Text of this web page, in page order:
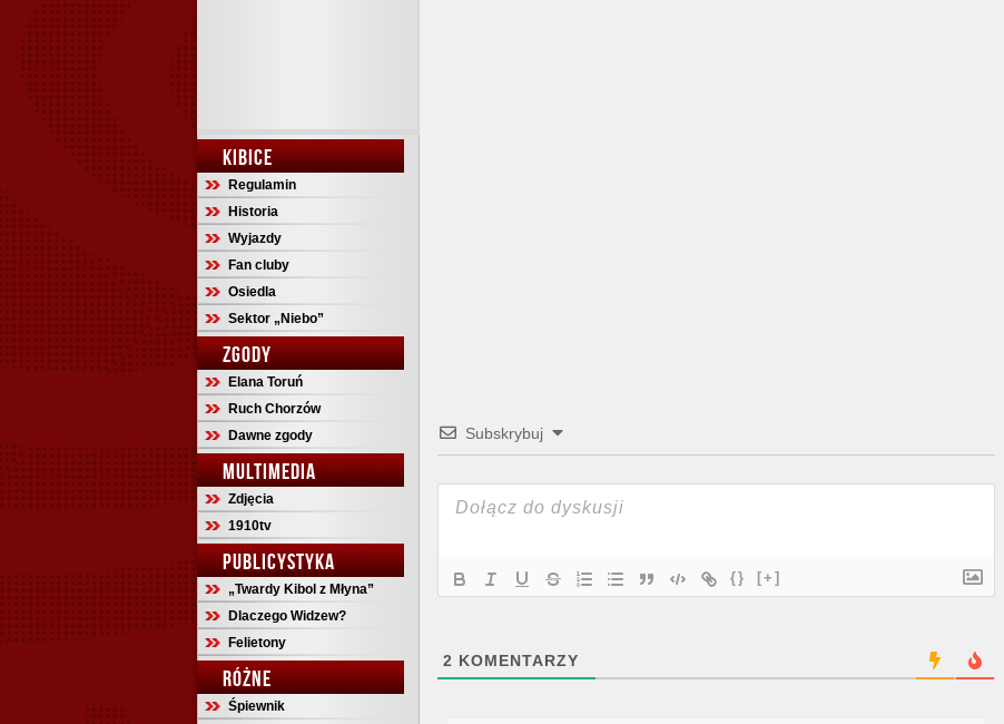
KIBICE
Regulamin
Historia
Wyjazdy
Fan cluby
Osiedla
Sektor „Niebo”
ZGODY
Elana Toruń
Ruch Chorzów
Dawne zgody
MULTIMEDIA
Zdjęcia
1910tv
PUBLICYSTYKA
„Twardy Kibol z Młyna”
Dlaczego Widzew?
Felietony
RÓŻNE
Śpiewnik
Subskrybuj
{} [+]
2 KOMENTARZY